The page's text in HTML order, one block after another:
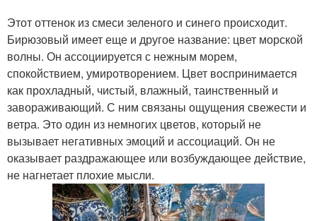
Этот оттенок из смеси зеленого и синего происходит.
Бирюзовый имеет еще и другое название: цвет морской
волны. Он ассоциируется с нежным морем,
спокойствием, умиротворением. Цвет воспринимается
как прохладный, чистый, влажный, таинственный и
завораживающий. С ним связаны ощущения свежести и
ветра. Это один из немногих цветов, который не
вызывает негативных эмоций и ассоциаций. Он не
оказывает раздражающее или возбуждающее действие,
не нагнетает плохие мысли.